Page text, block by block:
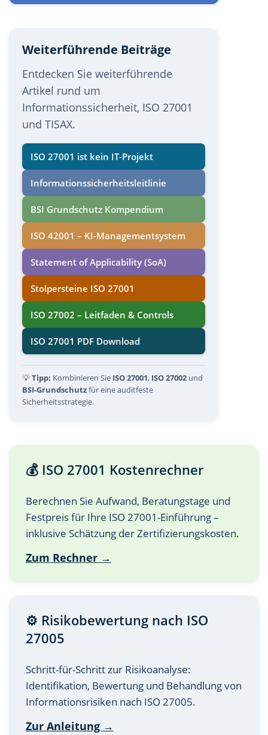
Weiterführende Beiträge
Entdecken Sie weiterführende
Artikel rund um
Informationssicherheit, ISO 27001
und TISAX.
ISO 27001 ist kein IT-Projekt
Informations­sicherheits­leitlinie
BSI Grundschutz Kompendium
ISO 42001 – KI-Managementsystem
Statement of Applicability (SoA)
Stolpersteine ISO 27001
ISO 27002 – Leitfaden & Controls
ISO 27001 PDF Download
💡Tipp: Kombinieren Sie ISO 27001, ISO 27002 und
BSI-Grundschutzfür eine auditfeste
Sicherheitsstrategie.
💰 ISO 27001 Kostenrechner
Berechnen Sie Aufwand, Beratungstage und
Festpreis für Ihre ISO 27001-Einführung –
inklusive Schätzung der Zertifizierungskosten.
Zum Rechner →
⚙️ Risikobewertung nach ISO
27005
Schritt-für-Schritt zur Risikoanalyse:
Identifikation, Bewertung und Behandlung von
Informationsrisiken nach ISO 27005.
Zur Anleitung →